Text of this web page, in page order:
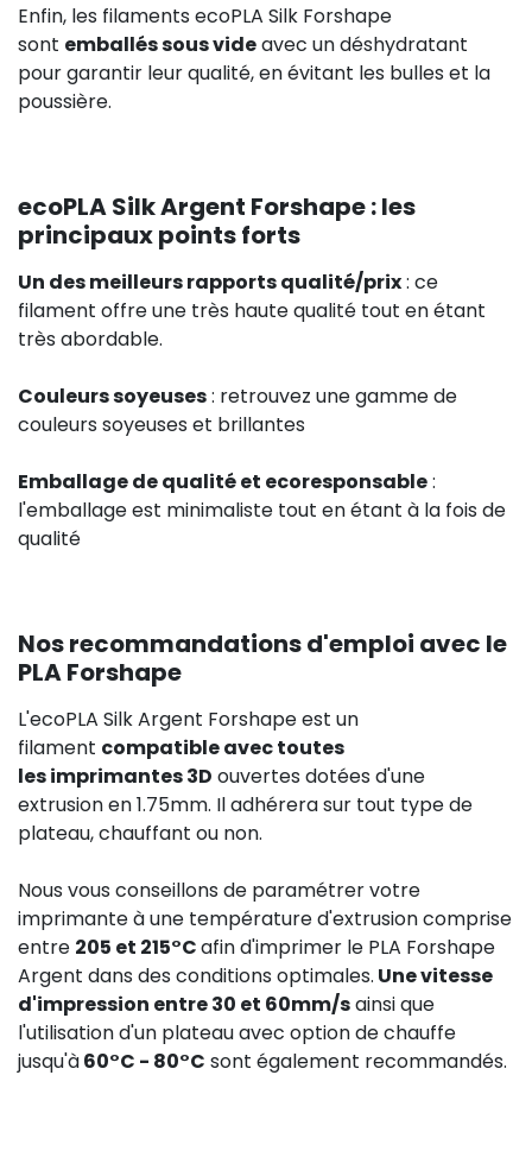
Enfin, les filaments ecoPLA Silk Forshape
sont emballés sous videavec un déshydratant
pour garantir leur qualité, en évitant les bulles et la
poussière.
ecoPLA Silk Argent Forshape : les
principaux points forts
Un des meilleurs rapports qualité/prix: ce
filament offre une très haute qualité tout en étant
très abordable.
Couleurs soyeuses: retrouvez une gamme de
couleurs soyeuses et brillantes
Emballage de qualité et ecoresponsable:
l'emballage est minimaliste tout en étant à la fois de
qualité
Nos recommandations d'emploi avec le
PLA Forshape
L'ecoPLA Silk Argent Forshape est un
filament compatible avec toutes
les imprimantes 3D ouvertes dotées d'une
extrusion en 1.75mm. Il adhérera sur tout type de
plateau, chauffant ou non.
Nous vous conseillons de paramétrer votre
imprimante à une température d'extrusion comprise
entre 205 et 215°Cafin d'imprimer le PLA Forshape
Argent dans des conditions optimales. Une vitesse
d'impression entre 30 et 60mm/sainsi que
l'utilisation d'un plateau avec option de chauffe
jusqu'à60°C - 80°C sont également recommandés.